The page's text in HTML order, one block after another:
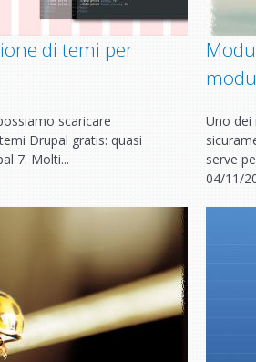
di temi per
scaricare
Drupal gratis: quasi
7. Molti...
Uno dei
serve
04/11/